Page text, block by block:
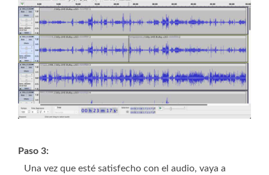
Paso 3:
Una vez que esté satisfecho con el audio, vaya a